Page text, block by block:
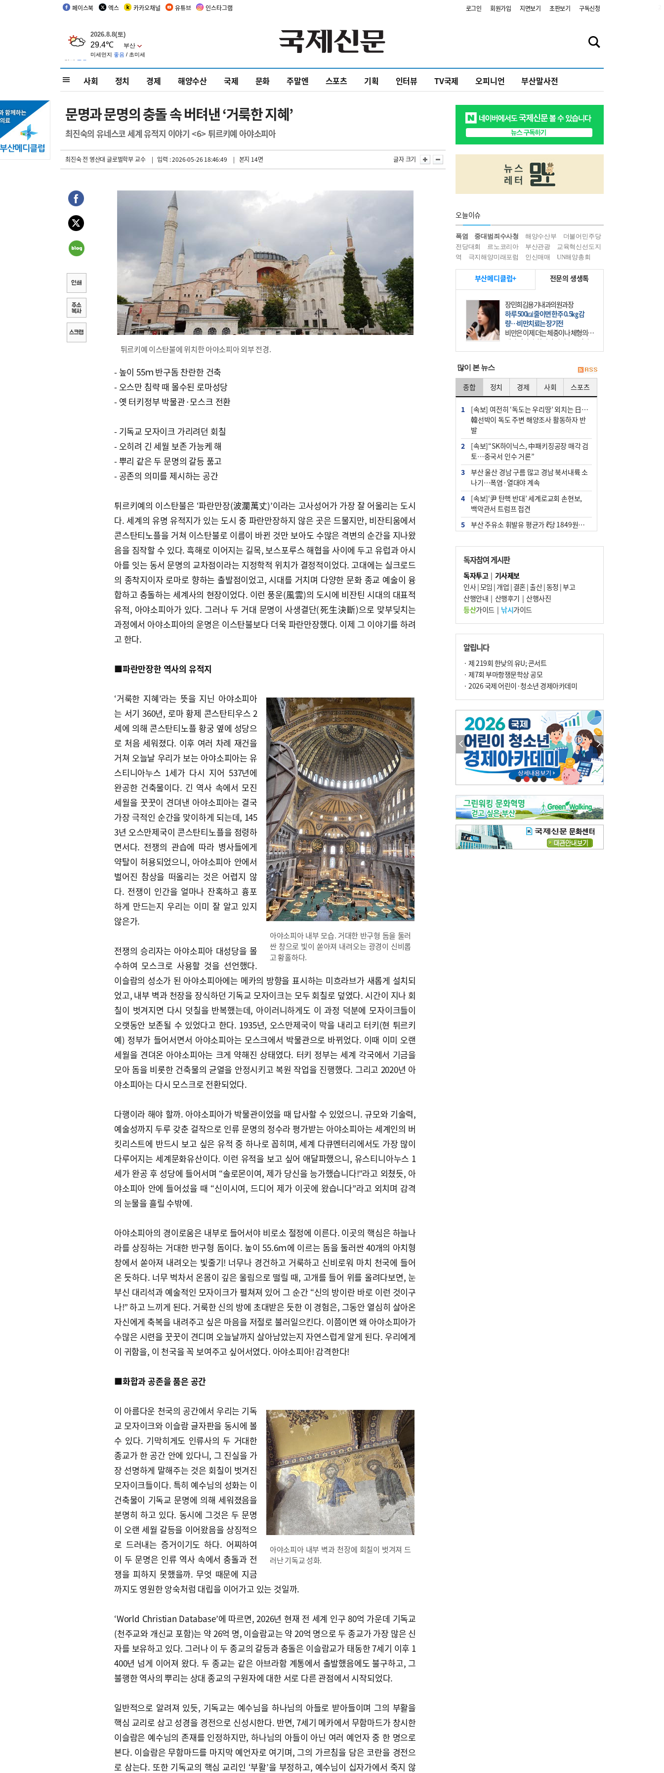
페이스북 엑스 카카오채널 유튜브 인스타그램 로그인 회원가입 지면보기 초판보기 구독신청
사회 정치 경제 해양수산 국제 문화 주말엔 스포츠 기획 인터뷰 TV국제 오피니언 부산말사전
문명과 문명의 충돌 속 버텨낸 ‘거룩한 지혜’
최진숙의 유네스코 세계 유적지 이야기 <6> 튀르키예 아야소피아
최진숙 전 영산대 글로벌학부 교수 | 입력 : 2026-05-26 18:46:49 | 본지 14면 글자 크기
튀르키예 이스탄불에 위치한 아야소피아 외부 전경.
- 높이 55ｍ 반구돔 찬란한 건축
- 오스만 침략 때 몰수된 로마성당
- 옛 터키정부 박물관·모스크 전환
- 기독교 모자이크 가리려던 회칠
- 오히려 긴 세월 보존 가능케 해
- 뿌리 같은 두 문명의 갈등 품고
- 공존의 의미를 제시하는 공간
튀르키예의 이스탄불은 ‘파란만장(波瀾萬丈)’이라는 고사성어가 가장 잘 어울리는 도시
다. 세계의 유명 유적지가 있는 도시 중 파란만장하지 않은 곳은 드물지만, 비잔티움에서
콘스탄티노플을 거쳐 이스탄불로 이름이 바뀐 것만 보아도 수많은 격변의 순간을 지나왔
음을 짐작할 수 있다. 흑해로 이어지는 길목, 보스포루스 해협을 사이에 두고 유럽과 아시
아를 잇는 동서 문명의 교차점이라는 지정학적 위치가 결정적이었다. 고대에는 실크로드
의 종착지이자 로마로 향하는 출발점이었고, 시대를 거치며 다양한 문화 종교 예술이 융
합하고 충돌하는 세계사의 현장이었다. 이런 풍운(風雲)의 도시에 비잔틴 시대의 대표적
유적, 아야소피아가 있다. 그러나 두 거대 문명이 사생결단(死生決斷)으로 맞부딪치는
과정에서 아야소피아의 운명은 이스탄불보다 더욱 파란만장했다. 이제 그 이야기를 하려
고 한다.
■파란만장한 역사의 유적지
아야소피아 내부 모습. 거대한 반구형 돔을 둘러
싼 창으로 빛이 쏟아져 내려오는 광경이 신비롭
고 황홀하다.
‘거룩한 지혜’라는 뜻을 지닌 아야소피아
는 서기 360년, 로마 황제 콘스탄티우스 2
세에 의해 콘스탄티노플 황궁 옆에 성당으
로 처음 세워졌다. 이후 여러 차례 재건을
거쳐 오늘날 우리가 보는 아야소피아는 유
스티니아누스 1세가 다시 지어 537년에
완공한 건축물이다. 긴 역사 속에서 모진
세월을 꿋꿋이 견뎌낸 아야소피아는 결국
가장 극적인 순간을 맞이하게 되는데, 145
3년 오스만제국이 콘스탄티노플을 점령하
면서다. 전쟁의 관습에 따라 병사들에게
약탈이 허용되었으니, 아야소피아 안에서
벌어진 참상을 떠올리는 것은 어렵지 않
다. 전쟁이 인간을 얼마나 잔혹하고 흉포
하게 만드는지 우리는 이미 잘 알고 있지
않은가.
전쟁의 승리자는 아야소피아 대성당을 몰
수하여 모스크로 사용할 것을 선언했다.
이슬람의 성소가 된 아야소피아에는 메카의 방향을 표시하는 미흐라브가 새롭게 설치되
었고, 내부 벽과 천장을 장식하던 기독교 모자이크는 모두 회칠로 덮였다. 시간이 지나 회
칠이 벗겨지면 다시 덧칠을 반복했는데, 아이러니하게도 이 과정 덕분에 모자이크들이
오랫동안 보존될 수 있었다고 한다. 1935년, 오스만제국이 막을 내리고 터키(현 튀르키
예) 정부가 들어서면서 아야소피아는 모스크에서 박물관으로 바뀌었다. 이때 이미 오랜
세월을 견뎌온 아야소피아는 크게 약해진 상태였다. 터키 정부는 세계 각국에서 기금을
모아 돔을 비롯한 건축물의 균열을 안정시키고 복원 작업을 진행했다. 그리고 2020년 아
야소피아는 다시 모스크로 전환되었다.
다행이라 해야 할까. 아야소피아가 박물관이었을 때 답사할 수 있었으니. 규모와 기술력,
예술성까지 두루 갖춘 걸작으로 인류 문명의 정수라 평가받는 아야소피아는 세계인의 버
킷리스트에 반드시 보고 싶은 유적 중 하나로 꼽히며, 세계 다큐멘터리에서도 가장 많이
다루어지는 세계문화유산이다. 이런 유적을 보고 싶어 애달파했으니, 유스티니아누스 1
세가 완공 후 성당에 들어서며 “솔로몬이여, 제가 당신을 능가했습니다!”라고 외쳤듯, 아
야소피아 안에 들어섰을 때 “신이시여, 드디어 제가 이곳에 왔습니다”라고 외치며 감격
의 눈물을 흘릴 수밖에.
아야소피아의 경이로움은 내부로 들어서야 비로소 절정에 이른다. 이곳의 핵심은 하늘나
라를 상징하는 거대한 반구형 돔이다. 높이 55.6ｍ에 이르는 돔을 둘러싼 40개의 아치형
창에서 쏟아져 내려오는 빛줄기! 너무나 경건하고 거룩하고 신비로워 마치 천국에 들어
온 듯하다. 너무 벅차서 온몸이 깊은 울림으로 떨릴 때, 고개를 들어 위를 올려다보면, 눈
부신 대리석과 예술적인 모자이크가 펼쳐져 있어 그 순간 “신의 방이란 바로 이런 것이구
나!” 하고 느끼게 된다. 거룩한 신의 방에 초대받은 듯한 이 경험은, 그동안 열심히 살아온
자신에게 축복을 내려주고 싶은 마음을 저절로 불러일으킨다. 이쯤이면 왜 아야소피아가
수많은 시련을 꿋꿋이 견디며 오늘날까지 살아남았는지 자연스럽게 알게 된다. 우리에게
이 귀함을, 이 천국을 꼭 보여주고 싶어서였다. 아야소피아! 감격한다!
■화합과 공존을 품은 공간
아야소피아 내부 벽과 천장에 회칠이 벗겨져 드
러난 기독교 성화.
이 아름다운 천국의 공간에서 우리는 기독
교 모자이크와 이슬람 글자판을 동시에 볼
수 있다. 기막히게도 인류사의 두 거대한
종교가 한 공간 안에 있다니, 그 진실을 가
장 선명하게 말해주는 것은 회칠이 벗겨진
모자이크들이다. 특히 예수님의 성화는 이
건축물이 기독교 문명에 의해 세워졌음을
분명히 하고 있다. 동시에 그것은 두 문명
이 오랜 세월 갈등을 이어왔음을 상징적으
로 드러내는 증거이기도 하다. 어찌하여
이 두 문명은 인류 역사 속에서 충돌과 전
쟁을 피하지 못했을까. 무엇 때문에 지금
까지도 영원한 앙숙처럼 대립을 이어가고 있는 것일까.
‘World Christian Database’에 따르면, 2026년 현재 전 세계 인구 80억 가운데 기독교
(천주교와 개신교 포함)는 약 26억 명, 이슬람교는 약 20억 명으로 두 종교가 가장 많은 신
자를 보유하고 있다. 그러나 이 두 종교의 갈등과 충돌은 이슬람교가 태동한 7세기 이후 1
400년 넘게 이어져 왔다. 두 종교는 같은 아브라함 계통에서 출발했음에도 불구하고, 그
불행한 역사의 뿌리는 상대 종교의 구원자에 대한 서로 다른 관점에서 시작되었다.
일반적으로 알려져 있듯, 기독교는 예수님을 하나님의 아들로 받아들이며 그의 부활을
핵심 교리로 삼고 성경을 경전으로 신성시한다. 반면, 7세기 메카에서 무함마드가 창시한
이슬람은 예수님의 존재를 인정하지만, 하나님의 아들이 아닌 여러 예언자 중 한 명으로
본다. 이슬람은 무함마드를 마지막 예언자로 여기며, 그의 가르침을 담은 코란을 경전으
로 삼는다. 또한 기독교의 핵심 교리인 ‘부활’을 부정하고, 예수님이 십자가에서 죽지 않
오늘이슈
폭염 중대범죄수사청 해양수산부
더불어민주당
전당대회
르노코리아 부산관광
교육혁신선도지
역
극지해양미래포럼 인신매매 UN해양총회
부산메디클럽+ 전문의 생생톡
장민희김용기내과의원과장
하루 500㎉ 줄이면 한주 0.5㎏ 감
량…비만치료는 장기전
비만은 이제 더는 체중이나 체형의 문
제가 아니다. 하나의 질병으로 인지
하고 치료와 관리를 해야 한다. 세계
많이 본 뉴스
종합 정치 경제 사회 스포츠
1
[속보] 여전히 ‘독도는 우리땅’ 외치는 日…
韓선박이 독도 주변 해양조사 활동하자 반
발
2
[속보]“SK하이닉스, 中패키징공장 매각 검
토…중국서 인수 거론”
3
부산 울산 경남 구름 많고 경남 북서내륙 소
나기…폭염·열대야 계속
4
[속보]‘尹 탄핵 반대’ 세계로교회 손현보,
백악관서 트럼프 접견
5
부산 주유소 휘발유 평균가 ℓ당 1849원…
군사기밀 유출자 색출 지시
7
[속보] ‘심판 성접대’ 논란 축구협회 공식 사
과…“현재는 부적절 행위 없어”
8
"올해 코스피 사이드카 43회 중 25회는 삼
전닉스 ETF 이후 발생"
사망
독자참여 게시판
독자투고| 기사제보
인사|모임 | 개업 | 결혼|출산|동정 |부고
산행안내 | 산행후기 | 산행사진
등산가이드| 낚시가이드
알립니다
· 제 219회 한낮의 유U; 콘서트
· 제7회 부마항쟁문학상 공모
· 2026 국제 어린이·청소년 경제아카데미